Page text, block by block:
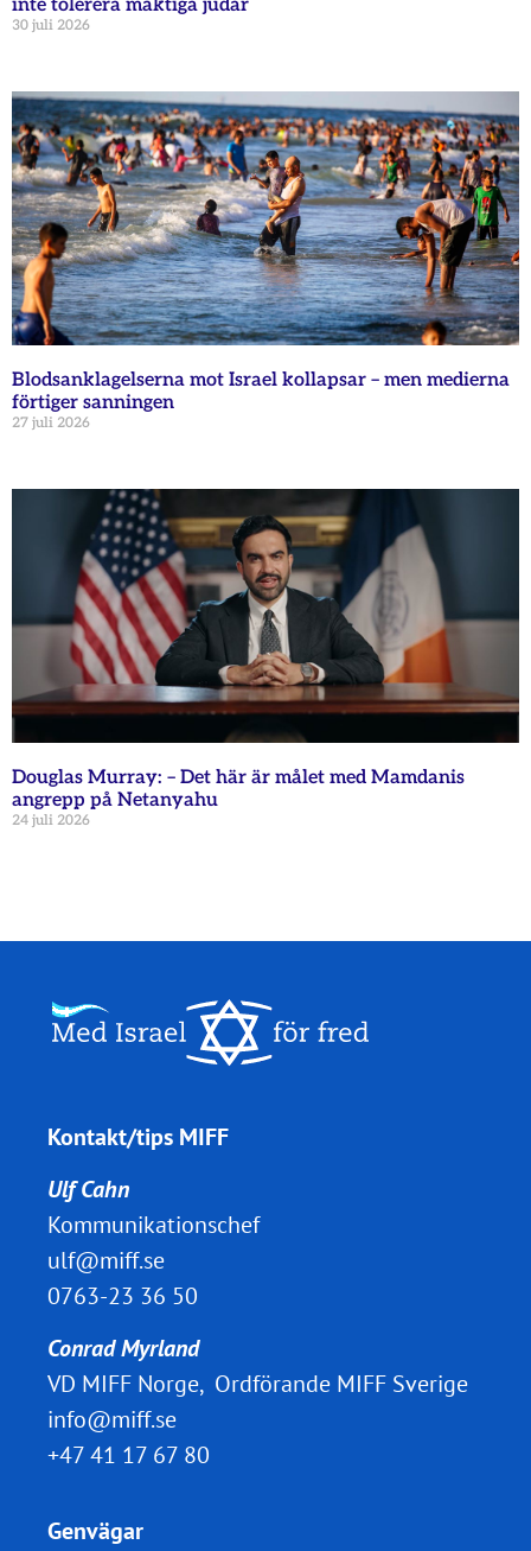
inte tolerera mäktiga judar
30 juli 2026
Blodsanklagelserna mot Israel kollapsar – men medierna
förtiger sanningen
27 juli 2026
Douglas Murray: – Det här är målet med Mamdanis
angrepp på Netanyahu
24 juli 2026
Kontakt/tips MIFF
Ulf Cahn
Kommunikationschef
ulf@miff.se
0763-23 36 50
Conrad Myrland
VD MIFF Norge, Ordförande MIFF Sverige
info@miff.se
+47 41 17 67 80
Genvägar